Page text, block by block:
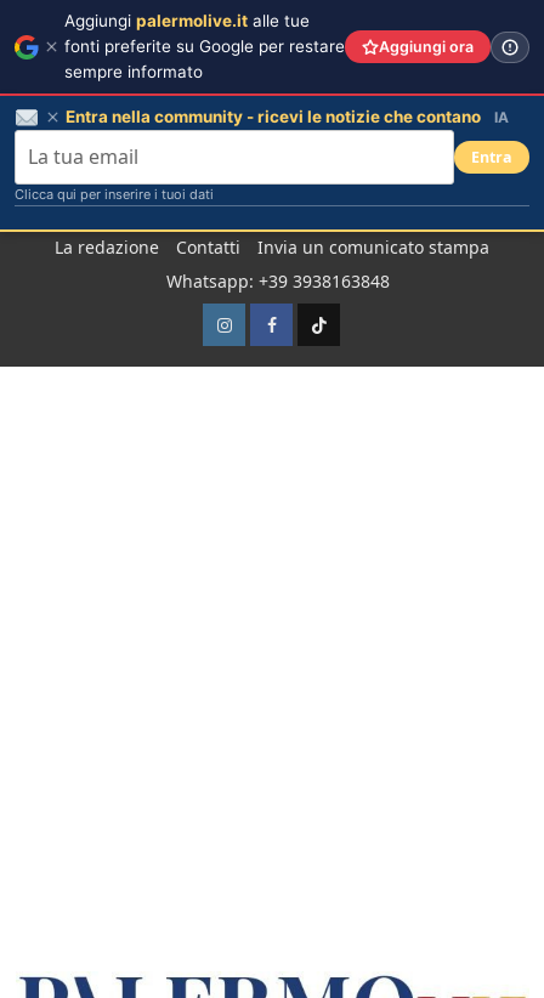
La redazione Contatti
Invia un comunicato stampa
Whatsapp: +39 3938163848
InstagramFacebook
TikTok
Aggiungi palermolive.it alle tue
fonti preferite su Google per restare
sempre informato
Aggiungi ora
Entra nella community - ricevi le notizie che contano IA
Entra
Clicca qui per inserire i tuoi dati